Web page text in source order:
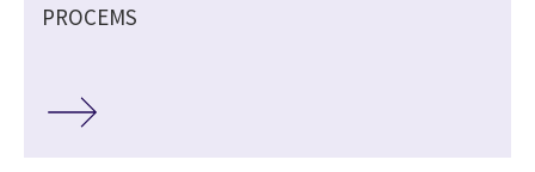
PROCEMS